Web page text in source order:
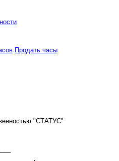
Продать часы
"СТАТУС"